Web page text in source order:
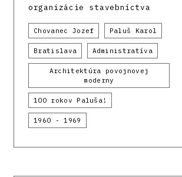
organizácie stavebníctva
Chovanec Jozef Paluš Karol
Bratislava Administratíva
Architektúra povojnovej
moderny
100 rokov Paluša!
1960 - 1969